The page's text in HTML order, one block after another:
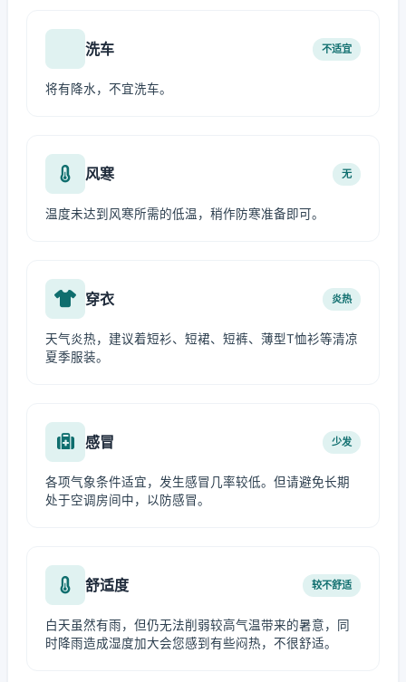
洗车 不适宜
将有降水，不宜洗车。
风寒 无
温度未达到风寒所需的低温，稍作防寒准备即可。
穿衣 炎热
天气炎热，建议着短衫、短裙、短裤、薄型T恤衫等清凉
夏季服装。
感冒 少发
各项气象条件适宜，发生感冒几率较低。但请避免长期
处于空调房间中，以防感冒。
舒适度 较不舒适
白天虽然有雨，但仍无法削弱较高气温带来的暑意，同
时降雨造成湿度加大会您感到有些闷热，不很舒适。